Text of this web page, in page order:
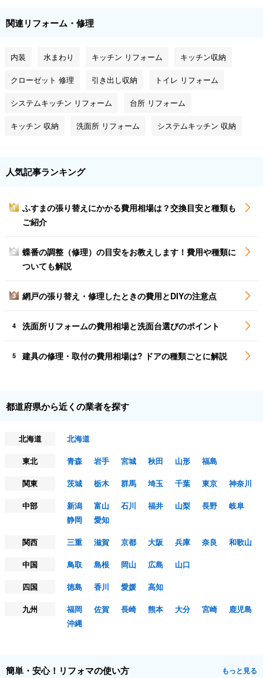
関連リフォーム・修理
内装 水まわり キッチン リフォーム キッチン収納
クローゼット 修理 引き出し収納 トイレ リフォーム
システムキッチン リフォーム 台所 リフォーム
キッチン 収納 洗面所 リフォーム システムキッチン 収納
人気記事ランキング
1
ふすまの張り替えにかかる費用相場は？交換目安と種類も
ご紹介
2
蝶番の調整（修理）の目安をお教えします！費用や種類に
ついても解説
3 網戸の張り替え・修理したときの費用とDIYの注意点
4 洗面所リフォームの費用相場と洗面台選びのポイント
5 建具の修理・取付の費用相場は? ドアの種類ごとに解説
都道府県から近くの業者を探す
北海道
北海道
東北
青森 岩手 宮城 秋田 山形
福島
関東
茨城 栃木 群馬 埼玉 千葉 東京
神奈川
中部
新潟 富山 石川 福井 山梨 長野
岐阜
静岡
愛知
関西
三重 滋賀 京都 大阪 兵庫 奈良
和歌山
中国
鳥取 島根 岡山 広島
山口
四国
徳島 香川 愛媛
高知
九州
福岡 佐賀 長崎 熊本 大分 宮崎
鹿児島
沖縄
簡単・安心！リフォマの使い方 もっと見る